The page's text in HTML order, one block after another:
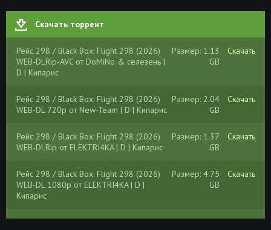
Скачать торрент
Рейс 298 / Black Box: Flight 298 (2026)
WEB-DLRip-AVC от DoMiNo & селезень |
D | Кипарис
Размер: 1.13
GB
Скачать
Рейс 298 / Black Box: Flight 298 (2026)
WEB-DL 720p от New-Team | D | Кипарис
Размер: 2.04
GB
Скачать
Рейс 298 / Black Box: Flight 298 (2026)
WEB-DLRip от ELEKTRI4KA | D | Кипарис
Размер: 1.37
GB
Скачать
Рейс 298 / Black Box: Flight 298 (2026)
WEB-DL 1080p от ELEKTRI4KA | D |
Кипарис
Размер: 4.75
GB
Скачать
Рейс 298 / Black Box (2026) WEBRip
Размер: 1.46
Скачать